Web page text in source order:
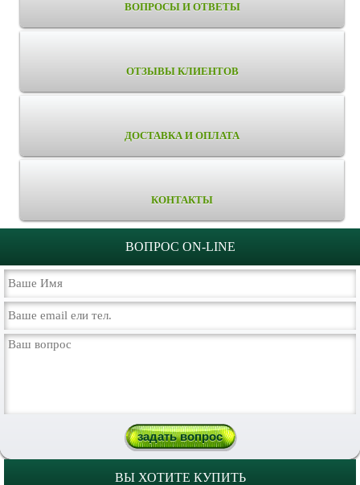
ВОПРОСЫ И ОТВЕТЫ
ОТЗЫВЫ КЛИЕНТОВ
ДОСТАВКА И ОПЛАТА
КОНТАКТЫ
ВОПРОС ON-LINE
ВЫ ХОТИТЕ КУПИТЬ